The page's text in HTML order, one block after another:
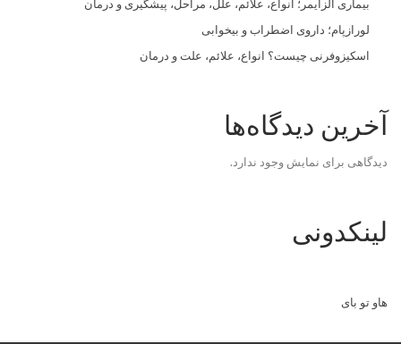
بیماری آلزایمر؛ انواع، علائم، علل، مراحل، پیشگیری و درمان
لورازپام؛ داروی اضطراب و بیخوابی
اسکیزوفرنی چیست؟ انواع، علائم، علت و درمان
آخرین دیدگاه‌ها
دیدگاهی برای نمایش وجود ندارد.
لینکدونی
هاو تو بای